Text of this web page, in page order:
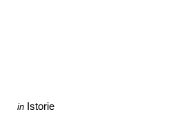
Categories
Posted
in Istorie